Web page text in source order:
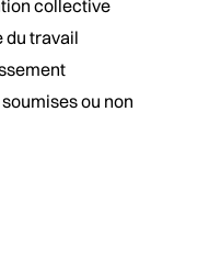
collective
du travail
ou non